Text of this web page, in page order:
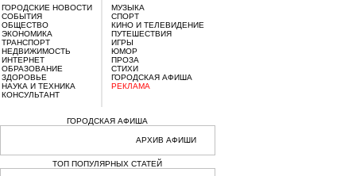
ГОРОДСКИЕ НОВОСТИ
СОБЫТИЯ
ОБЩЕСТВО
ЭКОНОМИКА
ТРАНСПОРТ
НЕДВИЖИМОСТЬ
ИНТЕРНЕТ
ОБРАЗОВАНИЕ
ЗДОРОВЬЕ
НАУКА И ТЕХНИКА
КОНСУЛЬТАНТ
МУЗЫКА
СПОРТ
КИНО И ТЕЛЕВИДЕНИЕ
ПУТЕШЕСТВИЯ
ИГРЫ
ЮМОР
ПРОЗА
СТИХИ
ГОРОДСКАЯ АФИША
РЕКЛАМА
ГОРОДСКАЯ АФИША
АРХИВ АФИШИ
ТОП ПОПУЛЯРНЫХ СТАТЕЙ